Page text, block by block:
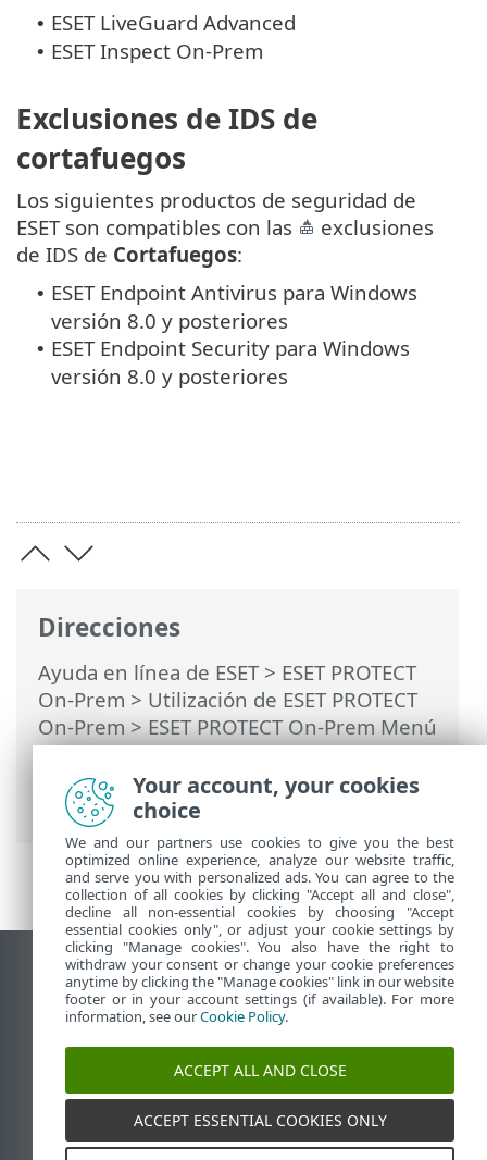
Direcciones
Ayuda en línea de ESET> ESET PROTECT
On-Prem > Utilización de ESET PROTECT
On-Prem>ESET PROTECT On-Prem Menú
principal>Detecciones>Crear exclusión
> Productos de seguridad de ESET
compatibles con las exclusiones
• ESET LiveGuard Advanced
• ESET Inspect On-Prem
Exclusiones de IDS de
cortafuegos
Los siguientes productos de seguridad de
ESET son compatibles con las
exclusiones
de IDS de Cortafuegos:
• ESET Endpoint Antivirus para Windows
versión 8.0 y posteriores
• ESET Endpoint Security para Windows
versión 8.0 y posteriores
Ver sitio para ordenador
End of Life
Base de conocimiento de ESET
Foro de ESET
ESET Status Portal
Soporte técnico regional
Your account, your cookies
choice
We and our partners use cookies to give you the best
optimized online experience, analyze our website traffic,
and serve you with personalized ads. You can agree to the
collection of all cookies by clicking "Accept all and close",
decline all non-essential cookies by choosing "Accept
essential cookies only", or adjust your cookie settings by
clicking "Manage cookies". You also have the right to
withdraw your consent or change your cookie preferences
anytime by clicking the "Manage cookies" link in our website
footer or in your account settings (if available). For more
information, see ourCookie Policy.
ACCEPT ALL AND CLOSE
ACCEPT ESSENTIAL COOKIES ONLY